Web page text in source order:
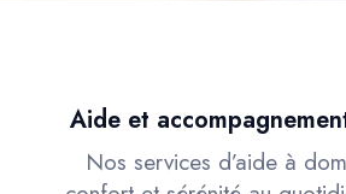
Aide et
Nos services d’aide à